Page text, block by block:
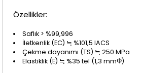
Özellikler:
Saflık > %99,996
İletkenlik (EC) ≒ %101,5 IACS
Çekme dayanımı (TS) ≒ 250 MPa
Elastiklik (E) ≒ %35 tel (1,3 mmΦ)